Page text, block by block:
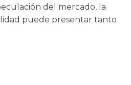
del mercado, la
puede presentar tanto